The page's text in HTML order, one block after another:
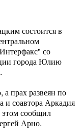
состоится в
со
города Юлию
а прах развеян по
и соавтора Аркадия
сообщил
Арно.